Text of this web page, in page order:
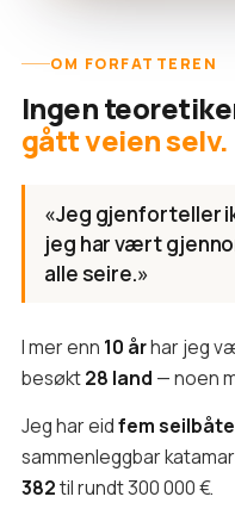
OM FORFATTEREN
Ingen
gått veien selv.
«Jeg gjenforteller
jeg har vært
alle seire.»
I mer enn 10 århar jeg
besøkt28 land — noen
Jeg har eidfem
sammenleggbar
382til rundt 300 000 €.